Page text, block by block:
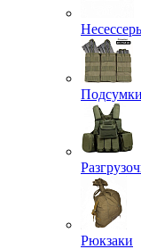
Подсумки
Рюкзаки